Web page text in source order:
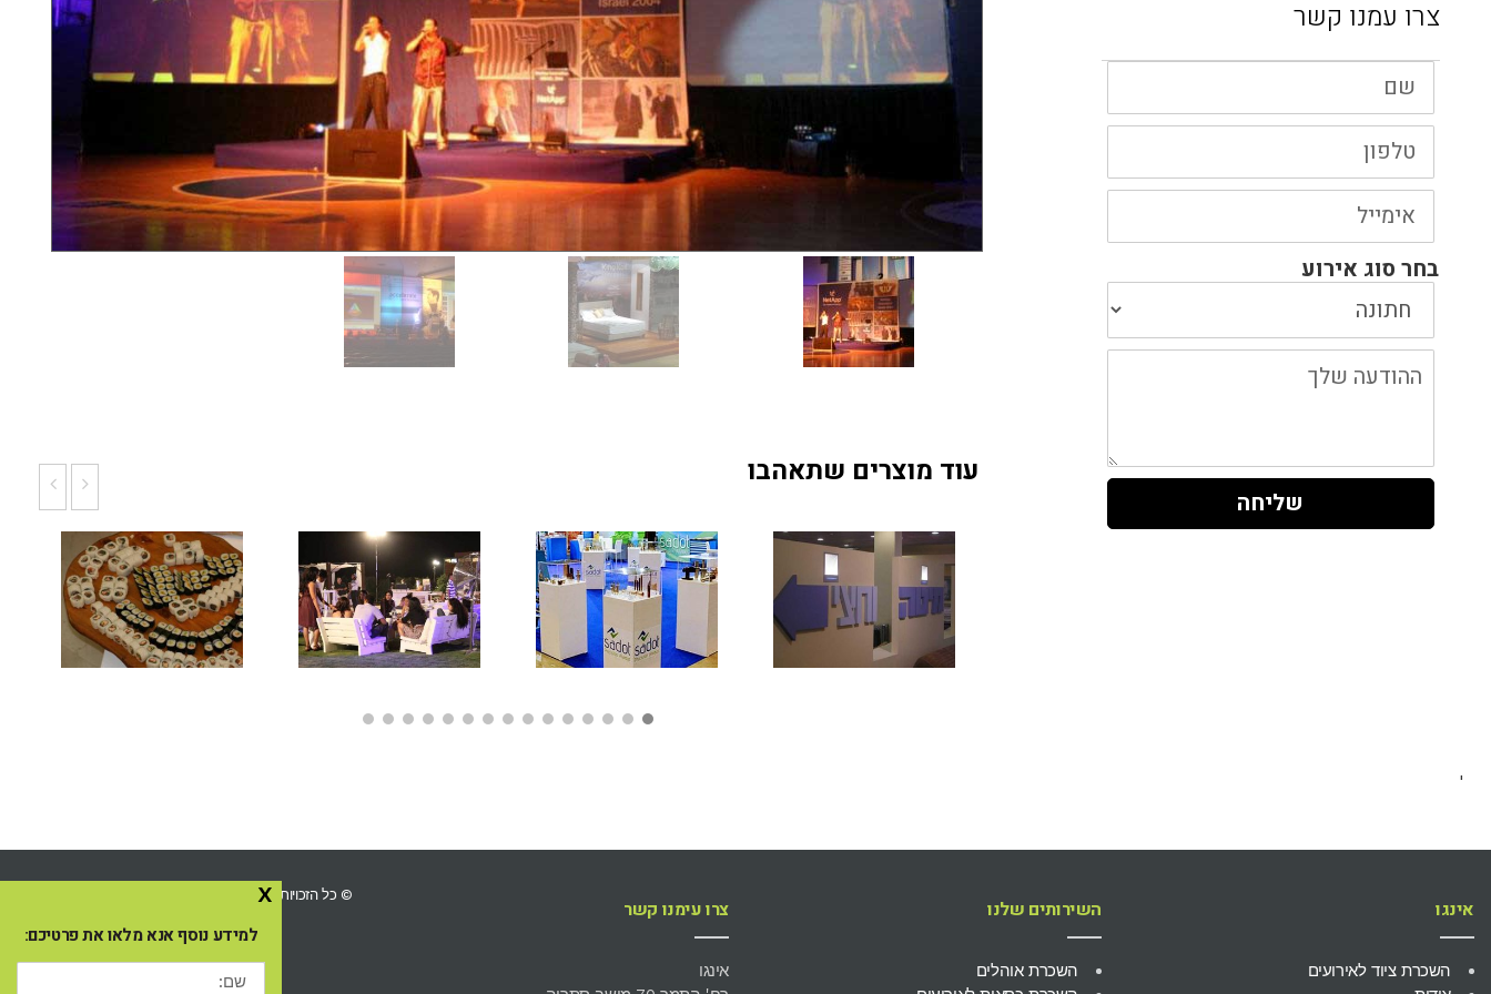
צרו עמנו קשר
שם
טלפון
אימייל
בחר סוג אירוע
ההודעה
שלך
שליחה
עוד מוצרים שתאהבו
'
אינגו
השכרת ציוד לאירועים
השירותים שלנו
השכרת אוהלים
צרו עימנו קשר
אינגו
x
למידע נוסף אנא מלאו את פרטיכם:
שם:
© כל הזכויות שמורות ל-Ingo השכרת ציוד לאירועים 2025